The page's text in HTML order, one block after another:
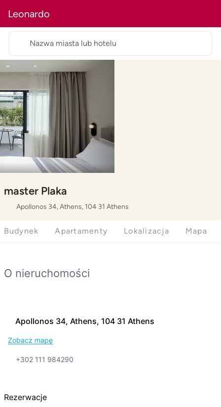
Leonardo
master Plaka
Apollonos 34, Athens, 104 31 Athens
Nazwa miasta lub hotelu
Budynek Apartamenty Lokalizacja Mapa
Apollonos 34, Athens, 104 31 Athens
Zobacz mapę
+302 111 984290
Rezerwacje
O nieruchomości